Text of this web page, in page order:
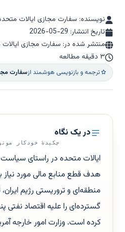
نویسنده: سفارت مجازی ایالات
تاریخ انتشار: 2026-05-29
منتشر شده در: سفارت مجازی ایالات
۳ دقیقه مطالعه
ترجمه و بازنویسی هوشمند ازسفارت
در یک نگاه
چکیدهٔ خودکار
ایالات متحده در راستای
هدف قطع منابع مالی مورد نیاز
منطقه‌ای و تروریستی رژیم
گسترده‌ای را علیه اقتصاد نفتی
کرده است. وزارت امور خارجه